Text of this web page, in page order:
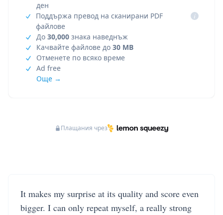
ден
Поддържа превод на сканирани PDF
файлове
i
До 30,000 знака наведнъж
Качвайте файлове до 30 MB
Отменете по всяко време
Ad free
Още →
Плащания чрез
It makes my surprise at its quality and score even
bigger. I can only repeat myself, a really strong